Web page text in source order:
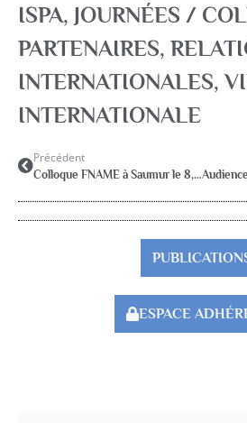
ISPA, JOURNÉES /
PARTENAIRES,
INTERNATIONALES,
INTERNATIONALE
Précédent
Colloque FNAME à Saumur le 8, 9 et 10 octobre 26
ESPACE